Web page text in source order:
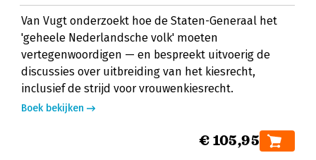
Van Vugt onderzoekt hoe de Staten-Generaal het
'geheele Nederlandsche volk' moeten
vertegenwoordigen — en bespreekt uitvoerig de
discussies over uitbreiding van het kiesrecht,
inclusief de strijd voor vrouwenkiesrecht.
Boek bekijken
€ 105,95